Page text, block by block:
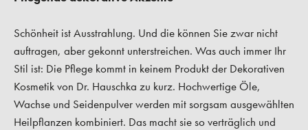
Schönheit ist Ausstrahlung. Und die können Sie zwar nicht
auftragen, aber gekonnt unterstreichen. Was auch immer Ihr
Stil ist: Die Pflege kommt in keinem Produkt der Dekorativen
Kosmetik von Dr. Hauschka zu kurz. Hochwertige Öle,
Wachse und Seidenpulver werden mit sorgsam ausgewählten
Heilpflanzen kombiniert. Das macht sie so verträglich und